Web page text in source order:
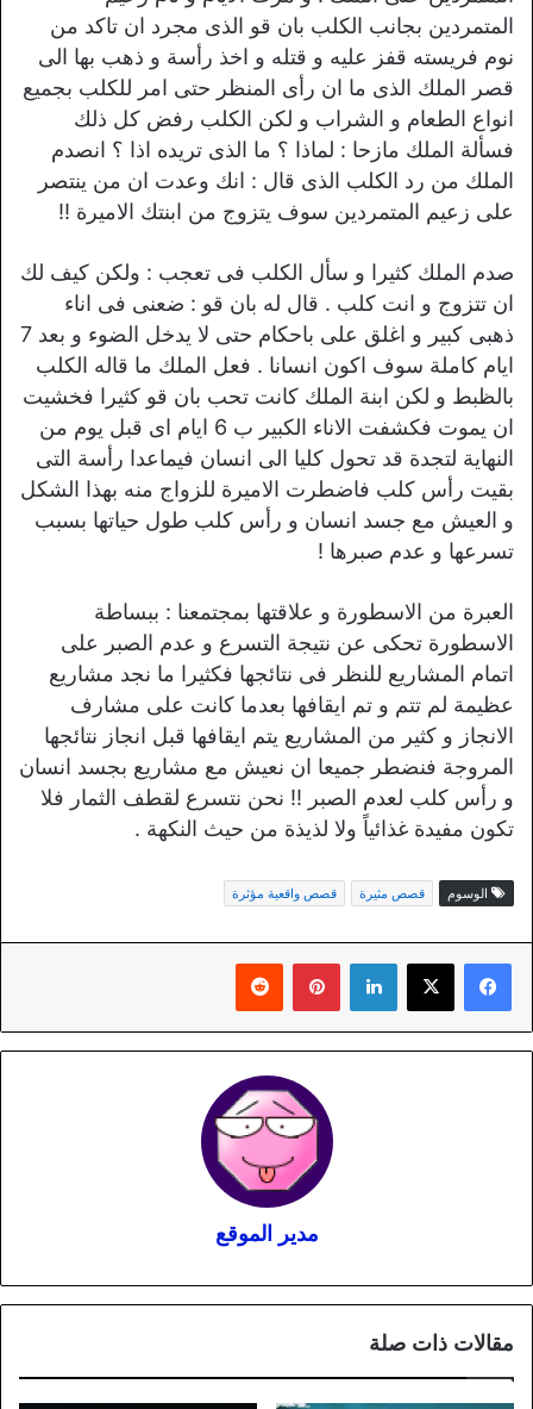
المتمردين بجانب الكلب بان قو الذى مجرد ان تاكد من
نوم فريسته قفز عليه و قتله و اخذ رأسة و ذهب بها الى
قصر الملك الذى ما ان رأى المنظر حتى امر للكلب بجميع
انواع الطعام و الشراب و لكن الكلب رفض كل ذلك
فسألة الملك مازحا : لماذا ؟ ما الذى تريده اذا ؟ انصدم
الملك من رد الكلب الذى قال : انك وعدت ان من ينتصر
على زعيم المتمردين سوف يتزوج من ابنتك الاميرة !!
صدم الملك كثيرا و سأل الكلب فى تعجب : ولكن كيف لك
ان تتزوج و انت كلب . قال له بان قو : ضعنى فى اناء
ذهبى كبير و اغلق على باحكام حتى لا يدخل الضوء و بعد 7
ايام كاملة سوف اكون انسانا . فعل الملك ما قاله الكلب
بالظبط و لكن ابنة الملك كانت تحب بان قو كثيرا فخشيت
ان يموت فكشفت الاناء الكبير ب 6 ايام اى قبل يوم من
النهاية لتجدة قد تحول كليا الى انسان فيماعدا رأسة التى
بقيت رأس كلب فاضطرت الاميرة للزواج منه بهذا الشكل
و العيش مع جسد انسان و رأس كلب طول حياتها بسبب
تسرعها و عدم صبرها !
العبرة من الاسطورة و علاقتها بمجتمعنا : ببساطة
الاسطورة تحكى عن نتيجة التسرع و عدم الصبر على
اتمام المشاريع للنظر فى نتائجها فكثيرا ما نجد مشاريع
عظيمة لم تتم و تم ايقافها بعدما كانت على مشارف
الانجاز و كثير من المشاريع يتم ايقافها قبل انجاز نتائجها
المروجة فنضطر جميعا ان نعيش مع مشاريع بجسد انسان
و رأس كلب لعدم الصبر !! نحن نتسرع لقطف الثمار فلا
تكون مفيدة غذائياً ولا لذيذة من حيث النكهة .
الوسوم قصص مثيرة قصص واقعية مؤثرة
لينكدإن بينتيريست
مدير الموقع
مقالات ذات صلة